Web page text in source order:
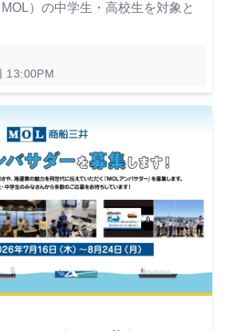
）の中学生・高校生を対象と
13:00PM